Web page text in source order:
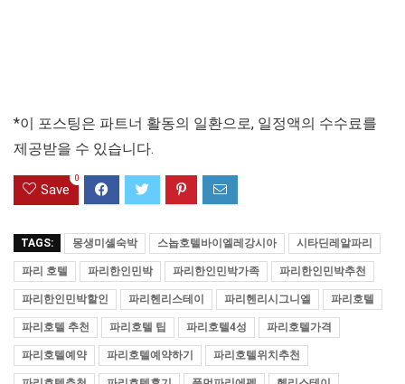
*이 포스팅은 파트너 활동의 일환으로, 일정액의 수수료를
제공받을 수 있습니다.
Save
0
TAGS: 몽생미셸숙박 스놉호텔바이엘레강시아 시타딘레알파리
파리 호텔 파리한인민박 파리한인민박가족 파리한인민박추천
파리한인민박할인 파리헨리스테이 파리헨리시그니엘 파리호텔
파리호텔 추천 파리호텔 팁 파리호텔4성 파리호텔가격
파리호텔예약 파리호텔예약하기 파리호텔위치추천